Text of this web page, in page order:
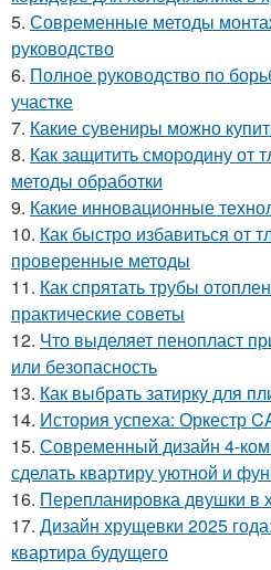
5. Современные методы
руководство
6. Полное руководство по
участке
7. Какие сувениры можно
8. Как защитить смородину от
методы обработки
9. Какие инновационные
10. Как быстро избавиться от
проверенные методы
11. Как спрятать трубы
практические советы
12. Что выделяет пенопласт
или безопасность
13. Как выбрать затирку для
14. История успеха: Оркестр
15. Современный дизайн 4-
сделать квартиру уютной и
16. Перепланировка двушки в
17. Дизайн хрущевки 2025
квартира будущего